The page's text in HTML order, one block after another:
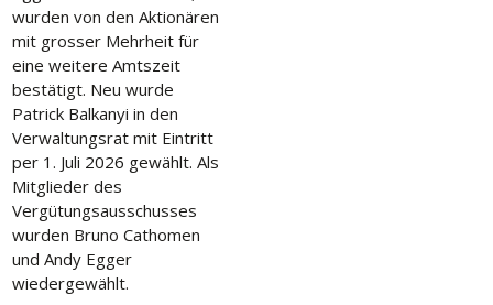
wurden von den Aktionären
mit grosser Mehrheit für
eine weitere Amtszeit
bestätigt. Neu wurde
Patrick Balkanyi in den
Verwaltungsrat mit Eintritt
per 1. Juli 2026 gewählt. Als
Mitglieder des
Vergütungsausschusses
wurden Bruno Cathomen
und Andy Egger
wiedergewählt.